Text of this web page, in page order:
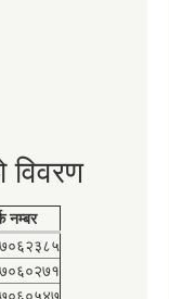
विवरण
नम्बर